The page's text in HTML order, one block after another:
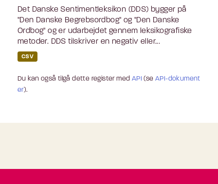
Det Danske Sentimentleksikon (DDS) bygger på
"Den Danske Begrebsordbog" og "Den Danske
Ordbog" og er udarbejdet gennem leksikografiske
metoder. DDS tilskriver en negativ eller...
CSV
Du kan også tilgå dette register med API (seAPI-dokument
er).